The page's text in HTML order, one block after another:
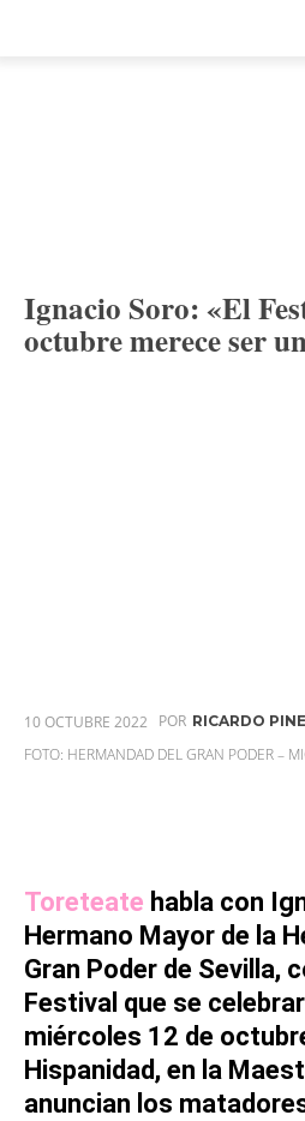
Ignacio Soro: «El
octubre merece ser
10 OCTUBRE 2022 POR RICARDO
FOTO: HERMANDAD DEL GRAN PODER –
Toreteate habla con
Hermano Mayor de la
Gran Poder de Sevilla,
Festival que se
miércoles 12 de
Hispanidad, en la
anuncian los